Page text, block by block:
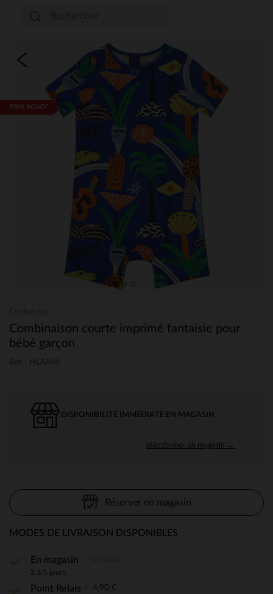
PRIX ROND*
Combinaison courte imprimé fantaisie pour
bébé garçon
DISPONIBILITÉ IMMÉDIATE EN MAGASIN
sélectionner un magasin →
Réserver en magasin
MODES DE LIVRAISON DISPONIBLES
En magasin
2 à 5 jours
Point Relais 4,90 €